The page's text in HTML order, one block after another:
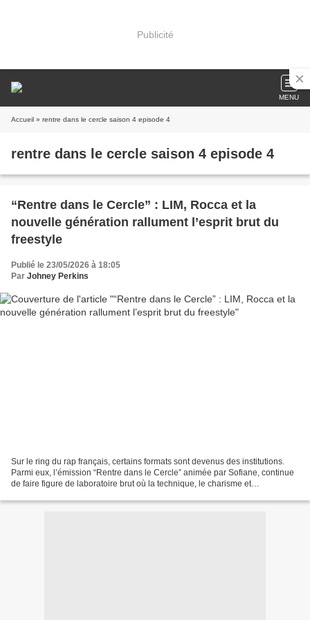
Publicité
MENU
Accueil » rentre dans le cercle saison 4 episode 4
rentre dans le cercle saison 4 episode 4
“Rentre dans le Cercle” : LIM, Rocca et la
nouvelle génération rallument l’esprit brut du
freestyle
Publié le 23/05/2026 à 18:05
Par Johney Perkins
Sur le ring du rap français, certains formats sont devenus des institutions.
Parmi eux, l’émission “Rentre dans le Cercle” animée par Sofiane, continue
de faire figure de laboratoire brut où la technique, le charisme et